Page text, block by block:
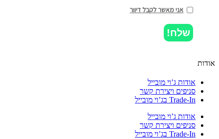
אני מאשר לקבל דיוור
שלח!
אודות ג’וי מובייל
סניפים ויצירת קשר
Trade-In בג’וי מובייל
אודות ג’וי מובייל
סניפים ויצירת קשר
Trade-In בג’וי מובייל